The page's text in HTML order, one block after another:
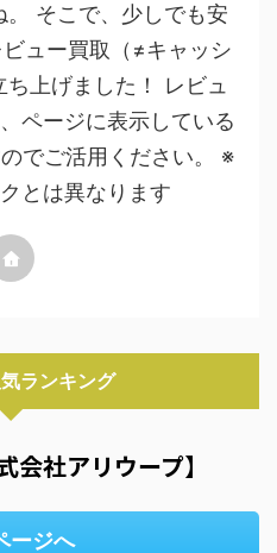
そこで、少しでも安
ュー買取（≠キャッシ
上げました！ レビュ
ページに表示している
でご活用ください。 ※
とは異なります
ランキング
会社アリウープ】
ージへ